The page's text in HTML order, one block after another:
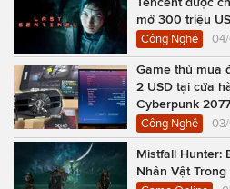
mở 300 triệu
Công Nghệ
Game thủ mua
2 USD tại cửa
Cyberpunk 2077
Công Nghệ 03/
Mistfall Hunter:
Nhân Vật Trong